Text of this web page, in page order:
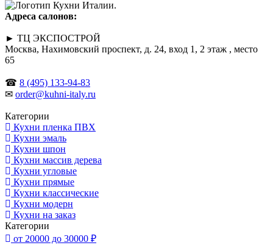
Адреса салонов:
► ТЦ ЭКСПОСТРОЙ
Москва, Нахимовский проспект, д. 24, вход 1, 2 этаж , место
65
☎ 8 (495) 133-94-83
✉ order@kuhni-italy.ru
Категории
Кухни пленка ПВХ
Кухни эмаль
Кухни шпон
Кухни массив дерева
Кухни угловые
Кухни прямые
Кухни классические
Кухни модерн
Кухни на заказ
Категории
от 20000 до 30000 ₽